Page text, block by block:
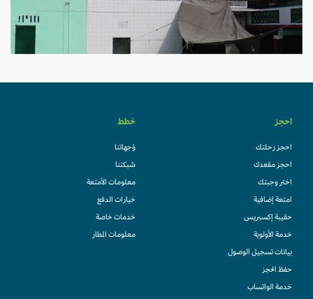
احجز
احجز رحلتك
احجز مقعدك
اختر وجبتك
امتعة إضافية
حقيبة إكسبريس
خدمة الأولوية
بيانات تسجيل الوصول
حفظ الحجز
خدمة الواتساب
خطط
وُجهاتنا
شبكتنا
معلومات الأمتعة
خيارات الدفع
خدمات خاصة
معلومات المطار